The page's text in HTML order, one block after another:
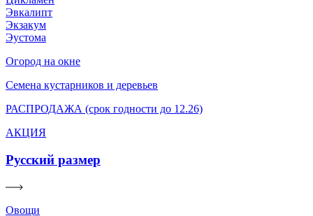
Эвкалипт
Экзакум
Эустома
Огород на окне
Семена кустарников и деревьев
РАСПРОДАЖА (срок годности до 12.26)
АКЦИЯ
Русский размер
Овощи